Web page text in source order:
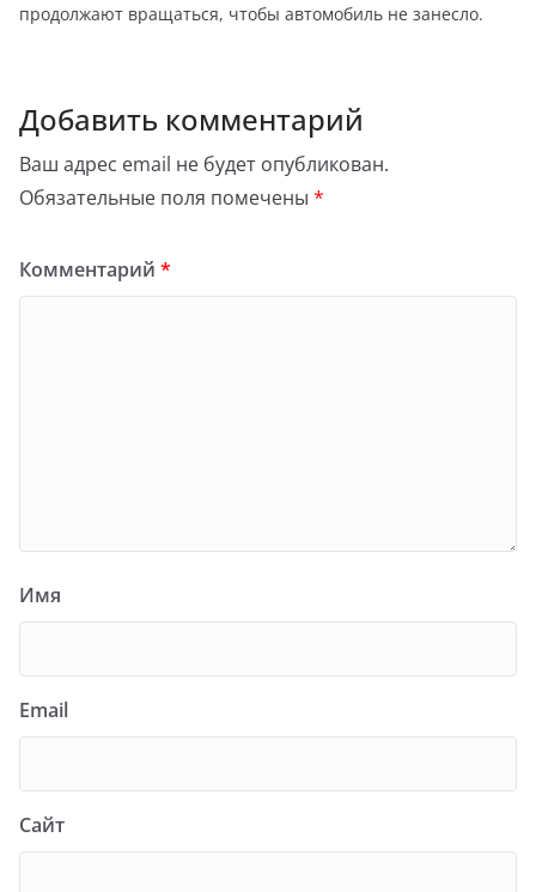
продолжают вращаться, чтобы автомобиль не занесло.
Добавить комментарий
Ваш адрес email не будет опубликован.
Обязательные поля помечены *
Комментарий *
Имя
Email
Сайт